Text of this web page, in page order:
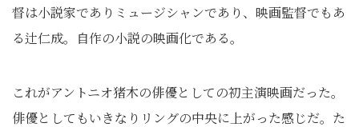
督は小説家でありミュージシャンであり、映画監督でもあ
る辻仁成。自作の小説の映画化である。
これがアントニオ猪木の俳優としての初主演映画だった。
俳優としてもいきなりリングの中央に上がった感じだ。た